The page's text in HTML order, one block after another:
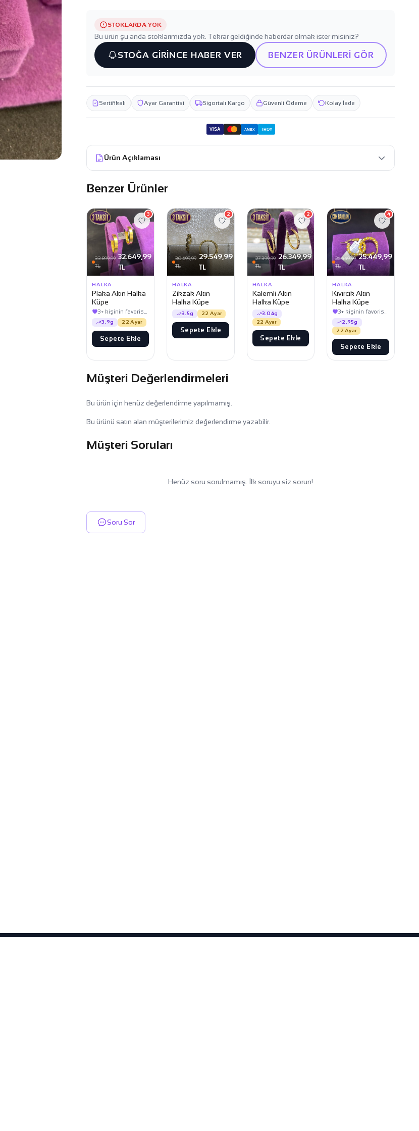
STOKLARDA YOK
Bu ürün şu anda stoklarımızda yok. Tekrar geldiğinde haberdar olmak ister misiniz?
STOĞA GİRİNCE HABER VER BENZER ÜRÜNLERİ GÖR
Sertifikalı Ayar Garantisi Sigortalı Kargo Güvenli Ödeme Kolay İade
VISA AMEX TROY
Ürün Açıklaması
Benzer Ürünler
33.899,99
TL
32.649,99
TL
3
HALKA
Plaka Altın Halka
Küpe
3.9g 22 Ayar
Sepete Ekle
30.699,99
TL
29.549,99
TL
2
HALKA
Zikzak Altın
Halka Küpe
3.5g 22 Ayar
Sepete Ekle
27.399,99
TL
26.349,99
TL
2
HALKA
Kalemli Altın
Halka Küpe
3.04g
22 Ayar
Sepete Ekle
26.449,99
TL
25.449,99
TL
4
HALKA
Kıvırcık Altın
Halka Küpe
2.95g
22 Ayar
Sepete Ekle
Müşteri Değerlendirmeleri
Bu ürün için henüz değerlendirme yapılmamış.
Bu ürünü satın alan müşterilerimiz değerlendirme yazabilir.
Müşteri Soruları
Henüz soru sorulmamış. İlk soruyu siz sorun!
Soru Sor